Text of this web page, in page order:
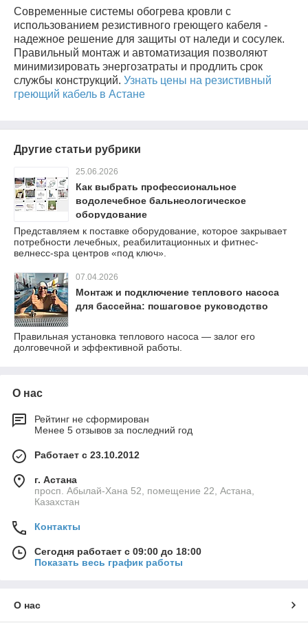
Современные системы обогрева кровли с
использованием резистивного греющего кабеля -
надежное решение для защиты от наледи и сосулек.
Правильный монтаж и автоматизация позволяют
минимизировать энергозатраты и продлить срок
службы конструкций. Узнать цены на резистивный
греющий кабель в Астане
Другие статьи рубрики
25.06.2026
Как выбрать профессиональное
водолечебное бальнеологическое
оборудование
Представляем к поставке оборудование, которое закрывает
потребности лечебных, реабилитационных и фитнес-
велнесс-spa центров «под ключ».
07.04.2026
Монтаж и подключение теплового насоса
для бассейна: пошаговое руководство
Правильная установка теплового насоса — залог его
долговечной и эффективной работы.
О нас
Рейтинг не сформирован
Менее 5 отзывов за последний год
Работает с 23.10.2012
г. Астана
просп. Абылай-Хана 52, помещение 22, Астана,
Казахстан
Контакты
Сегодня работает с 09:00 до 18:00
Показать весь график работы
О нас